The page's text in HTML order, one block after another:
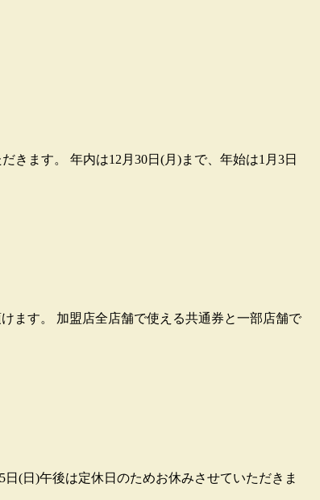
きます。 年内は12月30日(月)まで、年始は1月3日
ます。 加盟店全店舗で使える共通券と一部店舗で
(日)午後は定休日のためお休みさせていただきま